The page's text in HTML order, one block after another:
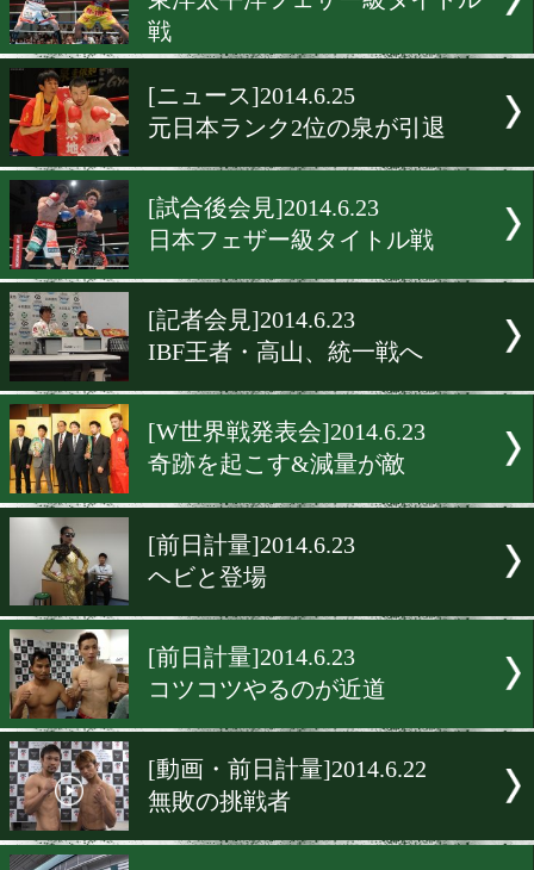
古口ジムが古口協栄ジムに
[試合後会見]2014.6.25
女子Sフライ級6回戦
[試合後会見]2014.6.25
東洋太平洋フェザー級タイ
[ニュース]2014.6.25
[試合後会見]2014.6.23
日本フェザー級タイトル戦
[記者会見]2014.6.23
IBF王者・高山、統一戦へ